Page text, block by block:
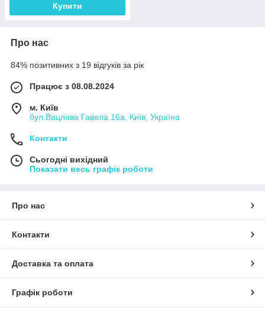
Купити
Про нас
84% позитивних з 19 відгуків за рік
Працює з 08.08.2024
м. Київ
бул.Вацлава Гавела 16а, Київ, Україна
Контакти
Сьогодні вихідний
Показати весь графік роботи
Про нас
Контакти
Доставка та оплата
Графік роботи